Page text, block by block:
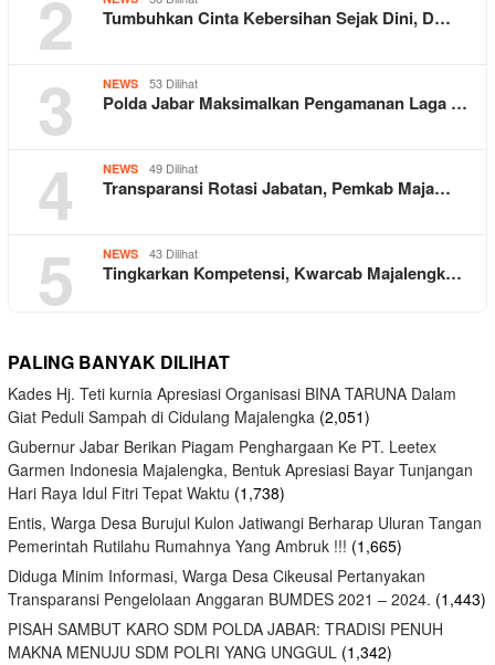
2 Tumbuhkan Cinta Kebersihan Sejak Dini, D…
3 NEWS 53 Dilihat
Polda Jabar Maksimalkan Pengamanan Laga …
4 NEWS 49 Dilihat
Transparansi Rotasi Jabatan, Pemkab Maja…
5 NEWS 43 Dilihat
Tingkarkan Kompetensi, Kwarcab Majalengk…
PALING BANYAK DILIHAT
Kades Hj. Teti kurnia Apresiasi Organisasi BINA TARUNA Dalam
Giat Peduli Sampah di Cidulang Majalengka (2,051)
Gubernur Jabar Berikan Piagam Penghargaan Ke PT. Leetex
Garmen Indonesia Majalengka, Bentuk Apresiasi Bayar Tunjangan
Hari Raya Idul Fitri Tepat Waktu (1,738)
Entis, Warga Desa Burujul Kulon Jatiwangi Berharap Uluran Tangan
Pemerintah Rutilahu Rumahnya Yang Ambruk !!! (1,665)
Diduga Minim Informasi, Warga Desa Cikeusal Pertanyakan
Transparansi Pengelolaan Anggaran BUMDES 2021 – 2024. (1,443)
PISAH SAMBUT KARO SDM POLDA JABAR: TRADISI PENUH
MAKNA MENUJU SDM POLRI YANG UNGGUL (1,342)